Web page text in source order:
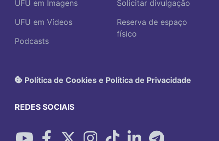
UFU em Imagens
UFU em Vídeos
Podcasts
Solicitar divulgação
Reserva de espaço
físico
Política de Cookies e Política de Privacidade
REDES SOCIAIS